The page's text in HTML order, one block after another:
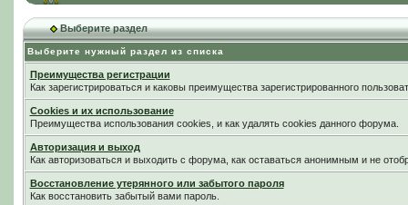
Выберите раздел
Выберите нужный раздел из списка
Преимущества регистрации
Как зарегистрироваться и каковы преимущества зарегистрированного
Cookies и их использование
Преимущества использования cookies, и как удалять cookies данного форума.
Авторизация и выход
Как авторизоваться и выходить с форума, как оставаться анонимным и не
Восстановление утерянного или забытого пароля
Как восстановить забытый вами пароль.